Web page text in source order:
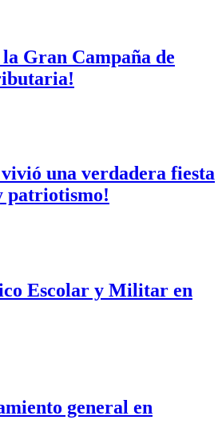
la Gran Campaña de
vivió una verdadera fiesta
patriotismo!
Escolar y Militar en
general en